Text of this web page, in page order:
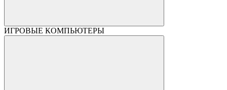
ИГРОВЫЕ КОМПЬЮТЕРЫ